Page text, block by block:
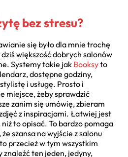
bez stresu?
się było dla mnie trochę
większość dobrych salonów
Systemy takie jak Booksyto
dostępne godziny,
i usługę. Prosto i
miejsce, żeby sprawdzić
zanim się umówię, zbieram
z inspiracjami. Łatwiej jest
to opisać. To bardzo pomaga
szansa na wyjście z salonu
przecież w tym wszystkim
znaleźć ten jeden, jedyny,